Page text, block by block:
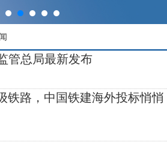
管总局最新发布
铁路，中国铁建海外投标悄悄